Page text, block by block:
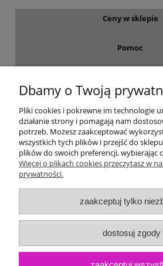
Ceny w sklepie
Pomoc
Moje konto
Gwarancja i
O firmie
Dbamy o Twoją
Pliki cookies i pokrewne im technologie
działanie strony i pomagają nam
potrzeb. Możesz zaakceptować
wszystkich tych plików i przejść do
plików do swoich preferencji, wybierając
Więcej o plikach cookies przeczytasz w
prywatności.
zaakceptuj tylko
dostosuj zgody